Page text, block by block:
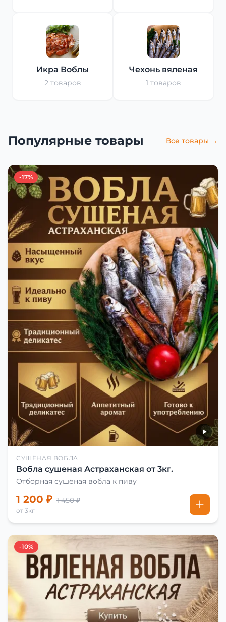
Икра Воблы
2 товаров
Чехонь вяленая
1 товаров
Популярные товары Все товары →
-17%
СУШЁНАЯ ВОБЛА
Вобла сушеная Астраханская от 3кг.
Отборная сушёная вобла к пиву
1 200 ₽ 1 450 ₽
от 3кг
-10%